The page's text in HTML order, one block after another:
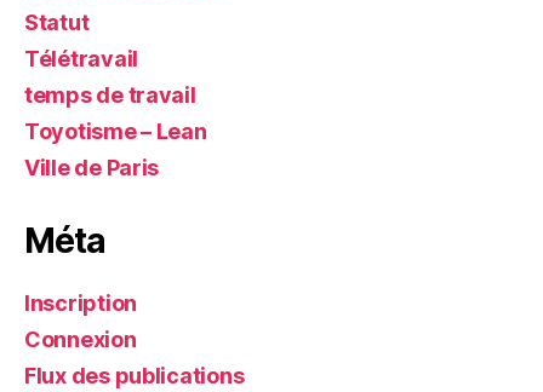
Statut
Télétravail
temps de travail
Toyotisme – Lean
Ville de Paris
Méta
Inscription
Connexion
Flux des publications